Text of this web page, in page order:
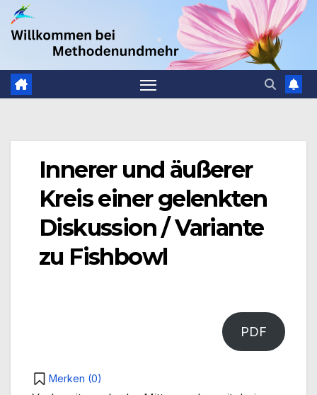
Zum
Inhalt
.
Innerer und äußerer
Kreis einer gelenkten
Diskussion / Variante
zu Fishbowl
PDF
Merken (0)